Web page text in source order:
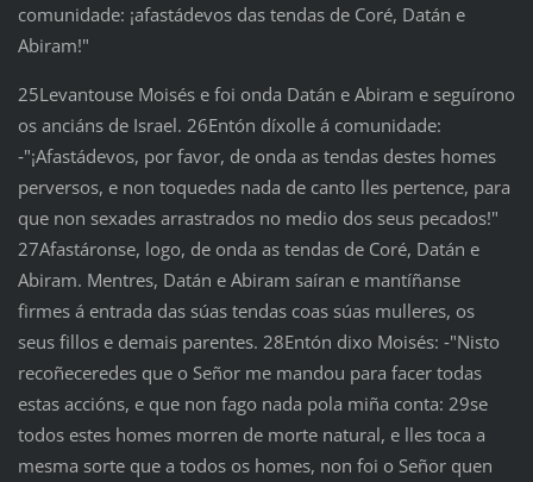
comunidade: ¡afastádevos das tendas de Coré, Datán e
Abiram!"
25Levantouse Moisés e foi onda Datán e Abiram e seguírono
os anciáns de Israel. 26Entón díxolle á comunidade:
‑"¡Afastádevos, por favor, de onda as tendas destes homes
perversos, e non toquedes nada de canto lles pertence, para
que non sexades arrastrados no medio dos seus pecados!"
27Afastáronse, logo, de onda as tendas de Coré, Datán e
Abiram. Mentres, Datán e Abiram saíran e mantíñanse
firmes á entrada das súas tendas coas súas mulleres, os
seus fillos e demais parentes. 28Entón dixo Moisés: ‑"Nisto
recoñeceredes que o Señor me mandou para facer todas
estas accións, e que non fago nada pola miña conta: 29se
todos estes homes morren de morte natural, e lles toca a
mesma sorte que a todos os homes, non foi o Señor quen